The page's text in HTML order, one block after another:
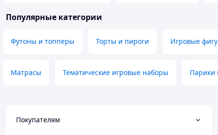
Популярные категории
Футоны и топперы Торты и пироги Игровые
Матрасы Тематические игровые наборы
Покупателям